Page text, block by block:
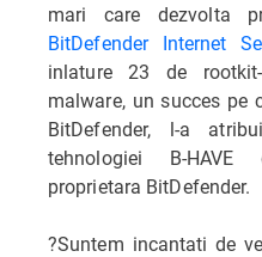
mari care dezvolta
BitDefender Internet
inlature 23 de
malware, un succes pe
BitDefender, l-a
tehnologiei B-
proprietara BitDefender.
?Suntem incantati de